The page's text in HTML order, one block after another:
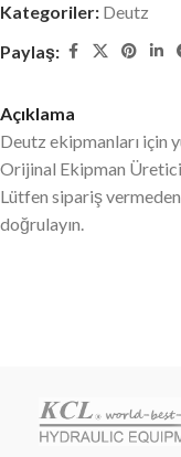
Kategoriler: Deutz
Paylaş:
Açıklama
Deutz ekipmanları için
Orijinal Ekipman
Lütfen sipariş
doğrulayın.